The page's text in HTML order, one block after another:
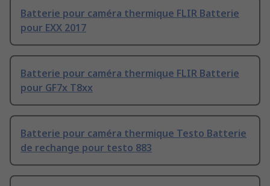
Batterie pour caméra thermique FLIR Batterie
pour EXX 2017
Batterie pour caméra thermique FLIR Batterie
pour GF7x T8xx
Batterie pour caméra thermique Testo Batterie
de rechange pour testo 883